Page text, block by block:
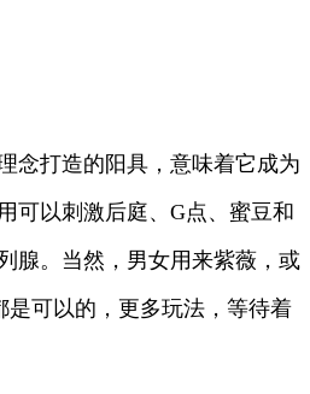
念打造的阳具，意味着它成为
可以刺激后庭、G点、蜜豆和
腺。当然，男女用来紫薇，或
是可以的，更多玩法，等待着